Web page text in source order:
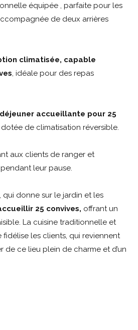
équipée , parfaite pour les
de deux arrières
climatisée, capable
, idéale pour des repas
accueillante pour 25
de climatisation réversible.
aux clients de ranger et
leur pause.
qui donne sur le jardin et les
25 convives, offrant un
La cuisine traditionnelle et
les clients, qui reviennent
de ce lieu plein de charme et d’un